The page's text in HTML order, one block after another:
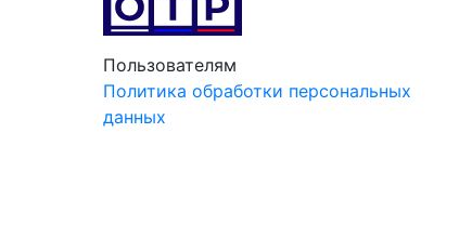
Пользователям
Политика обработки персональных
данных